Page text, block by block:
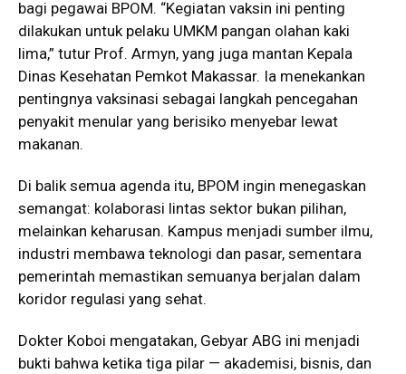
bagi pegawai BPOM. “Kegiatan vaksin ini penting
dilakukan untuk pelaku UMKM pangan olahan kaki
lima,” tutur Prof. Armyn, yang juga mantan Kepala
Dinas Kesehatan Pemkot Makassar. Ia menekankan
pentingnya vaksinasi sebagai langkah pencegahan
penyakit menular yang berisiko menyebar lewat
makanan.
Di balik semua agenda itu, BPOM ingin menegaskan
semangat: kolaborasi lintas sektor bukan pilihan,
melainkan keharusan. Kampus menjadi sumber ilmu,
industri membawa teknologi dan pasar, sementara
pemerintah memastikan semuanya berjalan dalam
koridor regulasi yang sehat.
Dokter Koboi mengatakan, Gebyar ABG ini menjadi
bukti bahwa ketika tiga pilar — akademisi, bisnis, dan